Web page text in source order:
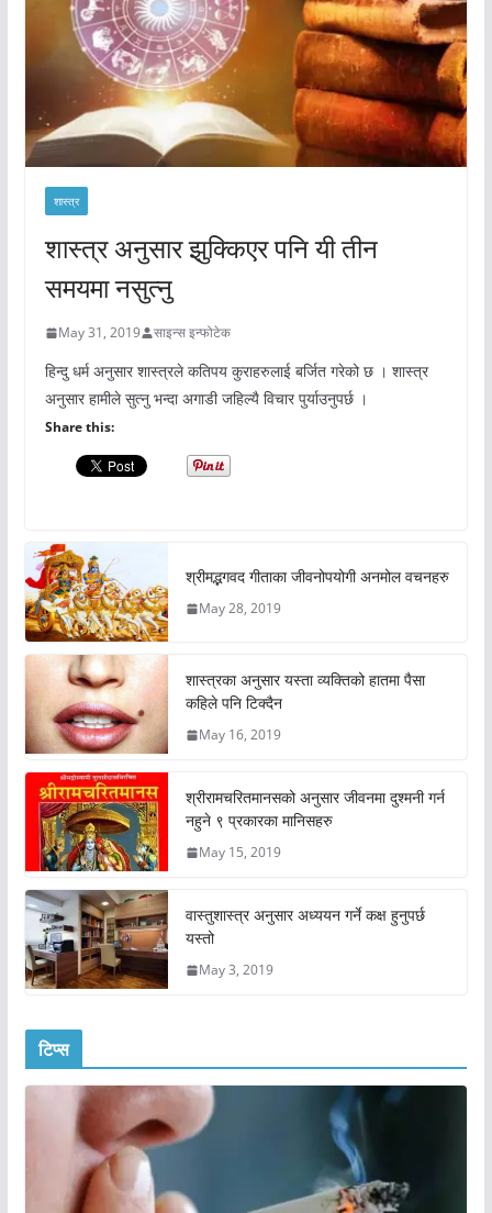
शास्त्र
शास्त्र अनुसार झुक्किएर पनि यी तीन
समयमा नसुत्नु
May 31, 2019 साइन्स इन्फोटेक
हिन्दु धर्म अनुसार शास्त्रले कतिपय कुराहरुलाई बर्जित गरेको छ । शास्त्र
अनुसार हामीले सुत्नु भन्दा अगाडी जहिल्यै विचार पुर्याउनुपर्छ ।
Share this:
श्रीमद्भगवद गीताका जीवनोपयोगी अनमोल वचनहरु
May 28, 2019
शास्त्रका अनुसार यस्ता व्यक्तिको हातमा पैसा
कहिले पनि टिक्दैन
May 16, 2019
श्रीरामचरितमानसको अनुसार जीवनमा दुश्मनी गर्न
नहुने ९ प्रकारका मानिसहरु
May 15, 2019
वास्तुशास्त्र अनुसार अध्ययन गर्ने कक्ष हुनुपर्छ
यस्तो
May 3, 2019
टिप्स